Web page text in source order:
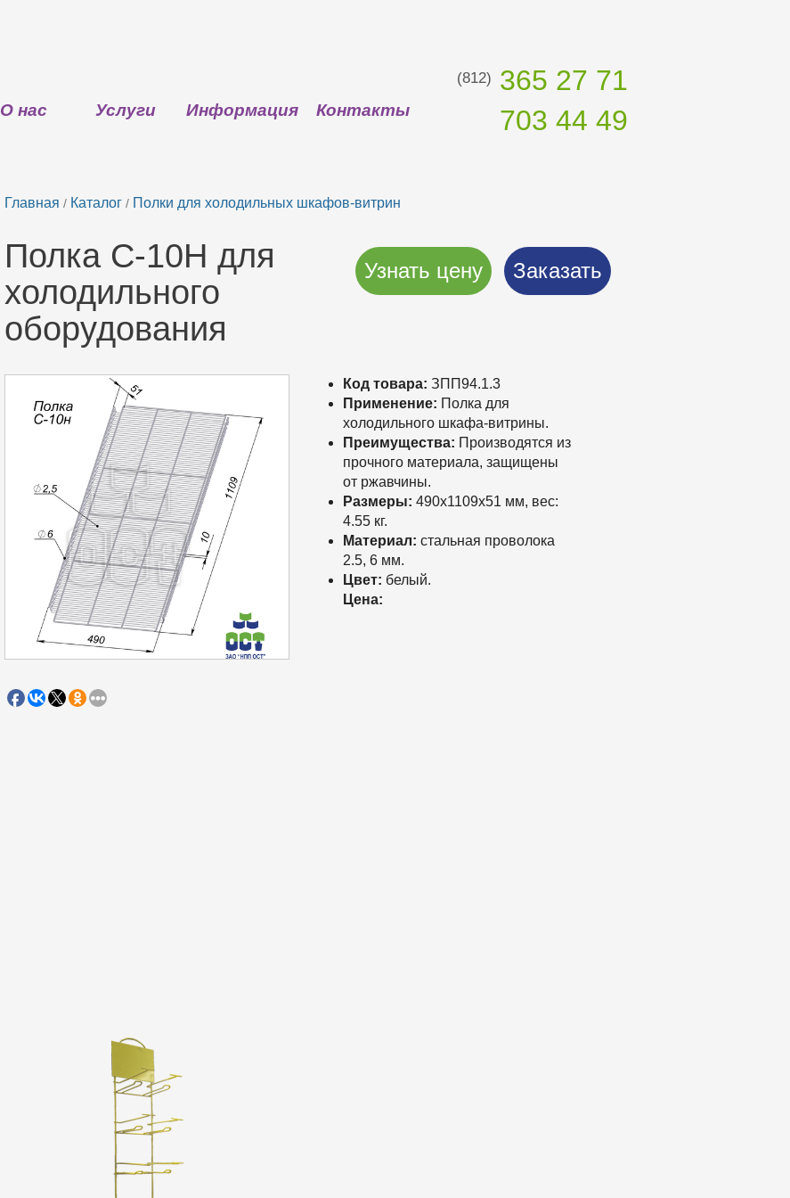
О нас Услуги Информация Контакты
(812) 365 27 71
703 44 49
Главная / Каталог / Полки для холодильных шкафов-витрин
Полка С-10Н для
холодильного
оборудования
Узнать цену Заказать
Код товара: ЗПП94.1.3
Применение: Полка для
холодильного шкафа-витрины.
Преимущества: Производятся из
прочного материала, защищены
от ржавчины.
Размеры: 490х1109х51 мм, вес:
4.55 кг.
Материал: стальная проволока
2.5, 6 мм.
Цвет: белый.
Цена: